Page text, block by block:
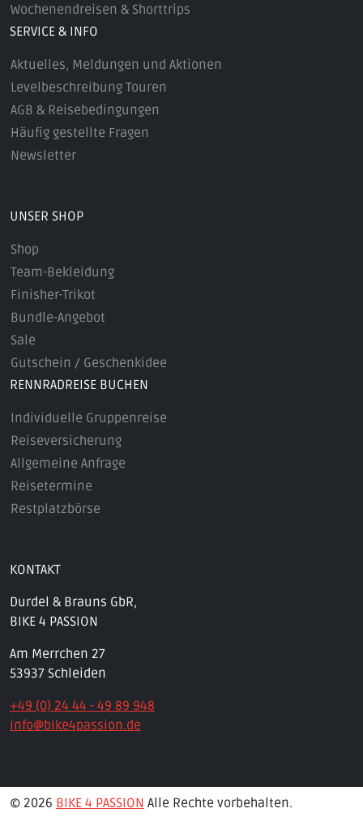
Wochenendreisen & Shorttrips
SERVICE & INFO
Aktuelles, Meldungen und Aktionen
Levelbeschreibung Touren
AGB & Reisebedingungen
Häufig gestellte Fragen
Newsletter
UNSER SHOP
Shop
Team-Bekleidung
Finisher-Trikot
Bundle-Angebot
Sale
Gutschein / Geschenkidee
RENNRADREISE BUCHEN
Individuelle Gruppenreise
Reiseversicherung
Allgemeine Anfrage
Reisetermine
Restplatzbörse
KONTAKT
Durdel & Brauns GbR,
BIKE 4 PASSION
Am Merrchen 27
53937 Schleiden
+49 (0) 24 44 - 49 89 948
info@bike4passion.de
© 2026 BIKE 4 PASSION Alle Rechte vorbehalten.